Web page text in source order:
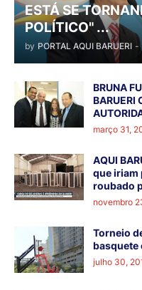
ESTÁ SE
POLÍTICO" ...
by PORTAL AQUI BARUERI -
BRUNA
BARUERI
março 31,
AQUI
que iriam
roubado
novembro
Torneio
basquete
julho 30,